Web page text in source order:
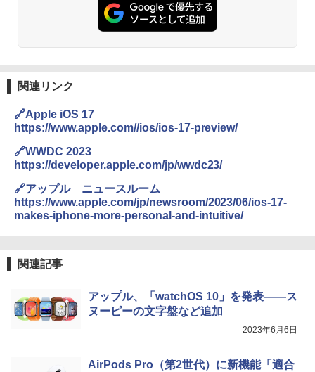
関連リンク
🔗Apple iOS 17
https://www.apple.com//ios/ios-17-preview/
🔗WWDC 2023
https://developer.apple.com/jp/wwdc23/
🔗アップル ニュースルーム
https://www.apple.com/jp/newsroom/2023/06/ios-17-
makes-iphone-more-personal-and-intuitive/
関連記事
アップル、「watchOS 10」を発表――ス
ヌーピーの文字盤など追加
2023年6月6日
AirPods Pro（第2世代）に新機能「適合